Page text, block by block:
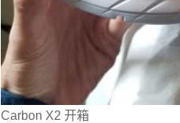
Carbon X2 开箱